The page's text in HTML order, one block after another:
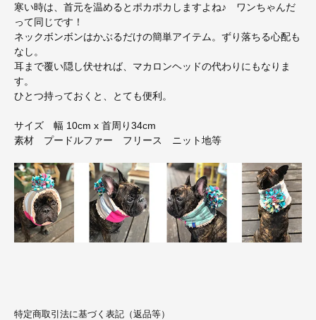
寒い時は、首元を温めるとポカポカしますよね♪ ワンちゃんだ
って同じです！
ネックボンボンはかぶるだけの簡単アイテム。ずり落ちる心配も
なし。
耳まで覆い隠し伏せれば、マカロンヘッドの代わりにもなりま
す。
ひとつ持っておくと、とても便利。
サイズ 幅 10cm x 首周り34cm
素材 プードルファー フリース ニット地等
特定商取引法に基づく表記（返品等）